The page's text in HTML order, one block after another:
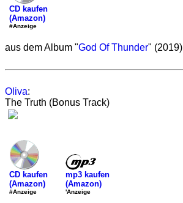
CD kaufen
(Amazon)
#Anzeige
aus dem Album "God Of Thunder" (2019)
Oliva:
The Truth (Bonus Track)
CD kaufen
(Amazon)
#Anzeige
mp3 kaufen
(Amazon)
'Anzeige